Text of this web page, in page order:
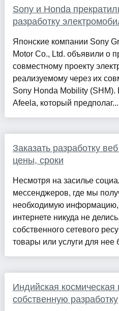
Sony и Honda
разработку
Японские компании Sony
Motor Co., Ltd. объявили о
совместному проекту
реализуемому через их
Sony Honda Mobility (SHM).
Afeela, который предполаг...
Заказать разработку
цены, сроки
Несмотря на засилье
мессенджеров, где мы
необходимую
интернете никуда не
собственного сетевого
товары или услуги для нее
Индийская
собственную разработку